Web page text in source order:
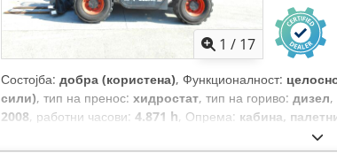
1 / 17
Состојба: добра (користена), Функционалност:
сили), тип на пренос: хидростат, тип на гориво: дизел,
2008, работни часови: 4.871 h, Опрема: кабина,